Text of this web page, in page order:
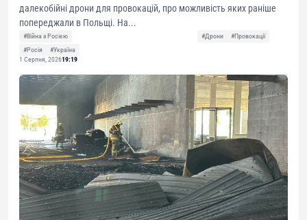
далекобійні дрони для провокацій, про можливість яких раніше
попереджали в Польщі. На...
#Війна з Росією #Дрони
#Провокації
#Росія
#Україна
1 Серпня, 202619:19